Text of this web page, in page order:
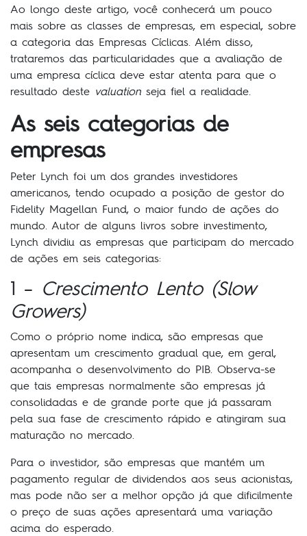
Ao longo deste artigo, você conhecerá um pouco
mais sobre as classes de empresas, em especial, sobre
a categoria das Empresas Cíclicas. Além disso,
trataremos das particularidades que a avaliação de
uma empresa cíclica deve estar atenta para que o
resultado deste valuation seja fiel a realidade.
As seis categorias de
empresas
Peter Lynch foi um dos grandes investidores
americanos, tendo ocupado a posição de gestor do
Fidelity Magellan Fund, o maior fundo de ações do
mundo. Autor de alguns livros sobre investimento,
Lynch dividiu as empresas que participam do mercado
de ações em seis categorias:
1 – Crescimento Lento (Slow
Growers)
Como o próprio nome indica, são empresas que
apresentam um crescimento gradual que, em geral,
acompanha o desenvolvimento do PIB. Observa-se
que tais empresas normalmente são empresas já
consolidadas e de grande porte que já passaram
pela sua fase de crescimento rápido e atingiram sua
maturação no mercado.
Para o investidor, são empresas que mantém um
pagamento regular de dividendos aos seus acionistas,
mas pode não ser a melhor opção já que dificilmente
o preço de suas ações apresentará uma variação
acima do esperado.